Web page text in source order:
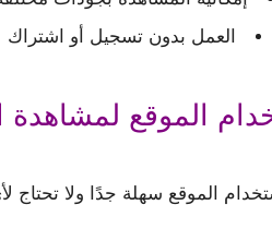
العمل بدون تسجيل أو اشتراك
الموقع لمشاهدة
الموقع سهلة جدًا ولا تحتاج